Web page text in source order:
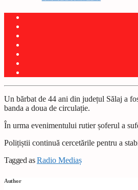
Un bărbat de 44 ani din județul Sălaj a
banda a doua de circulație.
În urma evenimentului rutier șoferul a
Polițiștii continuă cercetările pentru a
Tagged asRadio Mediaș
Author